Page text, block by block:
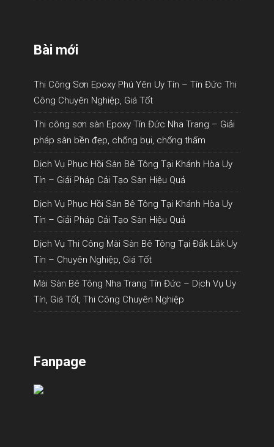
Bài mới
Thi Công Sơn Epoxy Phú Yên Uy Tín – Tín Đức Thi
Công Chuyên Nghiệp, Giá Tốt
Thi công sơn sàn Epoxy Tín Đức Nha Trang – Giải
pháp sàn bền đẹp, chống bụi, chống thấm
Dịch Vụ Phục Hồi Sàn Bê Tông Tại Khánh Hòa Uy
Tín – Giải Pháp Cải Tạo Sàn Hiệu Quả
Dịch Vụ Phục Hồi Sàn Bê Tông Tại Khánh Hòa Uy
Tín – Giải Pháp Cải Tạo Sàn Hiệu Quả
Dịch Vụ Thi Công Mài Sàn Bê Tông Tại Đắk Lắk Uy
Tín – Chuyên Nghiệp, Giá Tốt
Mài Sàn Bê Tông Nha Trang Tín Đức – Dịch Vụ Uy
Tín, Giá Tốt, Thi Công Chuyên Nghiệp
Fanpage